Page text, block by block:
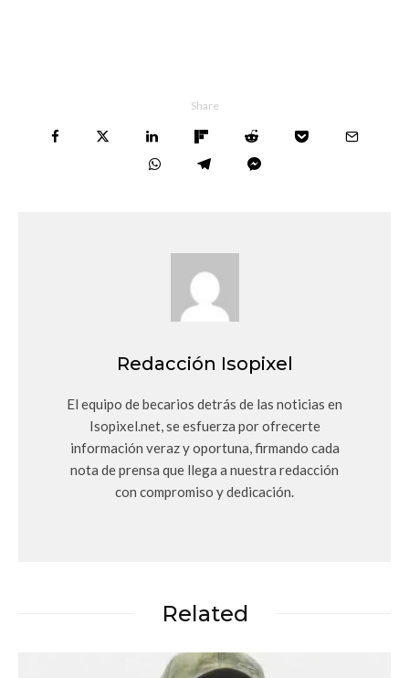
Share
Redacción Isopixel
El equipo de becarios detrás de las noticias en
Isopixel.net, se esfuerza por ofrecerte
información veraz y oportuna, firmando cada
nota de prensa que llega a nuestra redacción
con compromiso y dedicación.
Related